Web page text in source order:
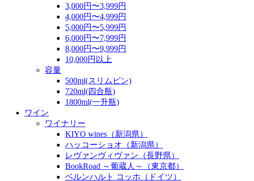
3,000円〜3,999円
4,000円〜4,999円
5,000円〜5,999円
6,000円〜7,999円
8,000円〜9,999円
10,000円以上
容量
500ml(スリムビン)
720ml(四合瓶)
1800ml(一升瓶)
ワイン
ワイナリー
KIYO wines（新潟県）
ハッコーショオ（新潟県）
レヴァンヴィヴァン（長野県）
BookRoad ～葡蔵人～（東京都）
ベルンハルト コッホ（ドイツ）